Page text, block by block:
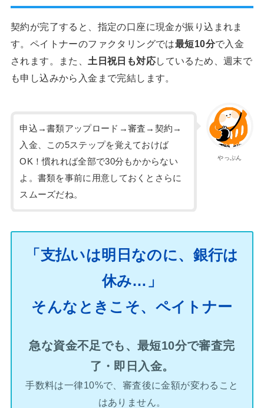
契約が完了すると、指定の口座に現金が振り込まれま
す。ペイトナーのファクタリングでは最短10分で入金
されます。また、 土日祝日も対応しているため、週末で
も申し込みから入金まで完結します。
やっぷん
申込→書類アップロード→審査→契約→
入金、この5ステップを覚えておけば
OK！慣れれば全部で30分もかからない
よ。書類を事前に用意しておくとさらに
スムーズだね。
「支払いは明日なのに、銀行は
休み…」
そんなときこそ、ペイトナー
急な資金不足でも、最短10分で審査完
了・即日入金。
手数料は一律10%で、審査後に金額が変わること
はありません。